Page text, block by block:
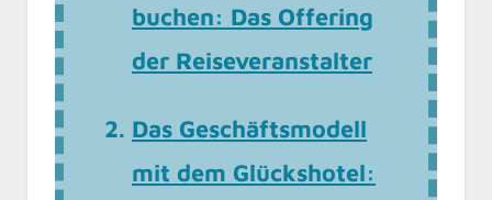
buchen: Das Offering
der Reiseveranstalter
Das Geschäftsmodell
mit dem Glückshotel: